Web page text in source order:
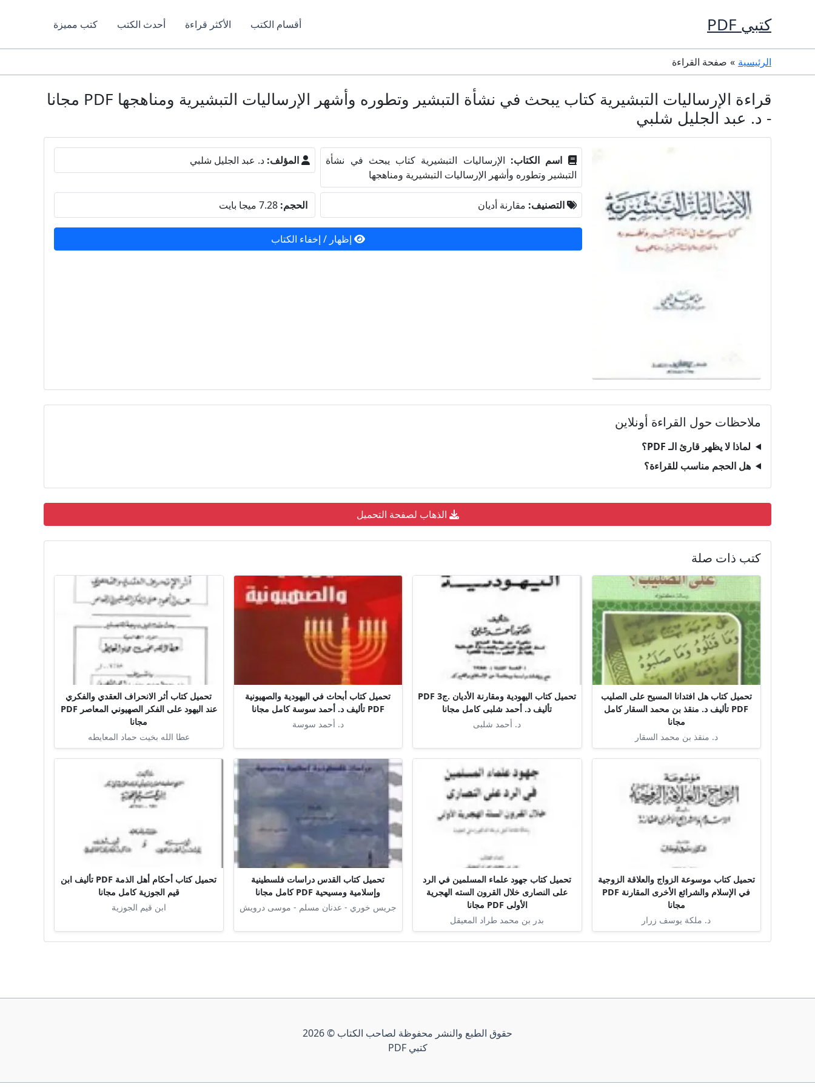
كتبي PDF أقسام الكتب الأكثر قراءة أحدث الكتب كتب مميزة
الرئيسية صفحة القراءة
قراءة الإرساليات التبشيرية كتاب يبحث في نشأة التبشير وتطوره وأشهر الإرساليات التبشيرية ومناهجها PDF مجانا
- د. عبد الجليل شلبي
اسم الكتاب: الإرساليات التبشيرية كتاب يبحث في نشأة
التبشير وتطوره وأشهر الإرساليات التبشيرية ومناهجها
المؤلف: د. عبد الجليل شلبي
التصنيف: مقارنة أديان الحجم:
إظهار / إخفاء الكتاب
ملاحظات حول القراءة أونلاين
لماذا لا يظهر قارئ الـ PDF؟
هل الحجم مناسب للقراءة؟
الذهاب لصفحة التحميل
كتب ذات صلة
تحميل كتاب هل افتدانا المسيح على الصليب
PDF تأليف د. منقذ بن محمد السقار كامل
مجانا
د. منقذ بن محمد السقار
تحميل كتاب اليهودية ومقارنة الأديان .ج3 PDF
تأليف د. أحمد شلبى كامل مجانا
د. أحمد شلبى
تحميل كتاب أبحاث في اليهودية والصهيونية
PDF تأليف د. أحمد سوسة كامل مجانا
د. أحمد سوسة
تحميل كتاب أثر الانحراف العقدي والفكري
عند اليهود على الفكر الصهيوني المعاصر PDF
مجانا
عطا الله بخيت حماد المعايطه
تحميل كتاب موسوعة الزواج والعلاقة الزوجية
في الإسلام والشرائع الأخرى المقارنة PDF
مجانا
د. ملكة يوسف زرار
تحميل كتاب جهود علماء المسلمين في الرد
على النصارى خلال القرون السته الهجرية
الأولى PDF مجانا
بدر بن محمد طراد المعيقل
تحميل كتاب القدس دراسات فلسطينية
وإسلامية ومسيحية PDF كامل مجانا
جريس خوري - عدنان مسلم - موسى درويش
تحميل كتاب أحكام أهل الذمة PDF تأليف ابن
قيم الجوزية كامل مجانا
ابن قيم الجوزية
حقوق الطبع والنشر محفوظة لصاحب الكتاب © 2026
كتبي PDF